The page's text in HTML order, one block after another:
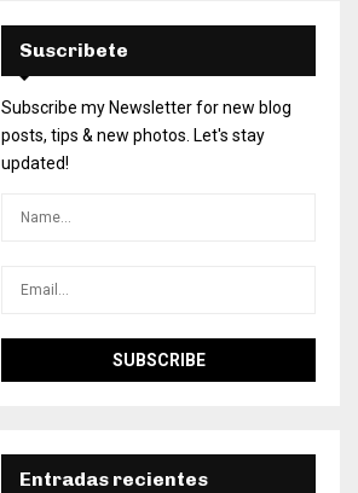
Suscribete
Subscribe my Newsletter for new blog
posts, tips & new photos. Let's stay
updated!
Entradas recientes